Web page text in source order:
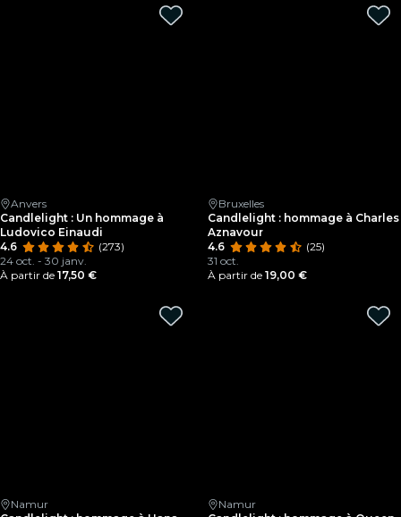
Anvers
Candlelight : Un hommage à
Ludovico Einaudi
4.6
(273)
24 oct. - 30 janv.
À partir de 17,50 €
Bruxelles
Candlelight : hommage à Charles
Aznavour
4.6
(25)
31 oct.
À partir de 19,00 €
Namur
Namur